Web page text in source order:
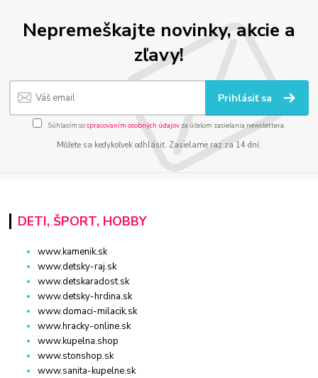
Nepremeškajte novinky, akcie a
zľavy!
Prihlásiť sa
Súhlasím sospracovaním osobných údajov za účelom zasielania newslettera.
Môžete sa kedykoľvek odhlásiť. Zasielame raz za 14 dní.
DETI, ŠPORT, HOBBY
www.kamenik.sk
www.detsky-raj.sk
www.detskaradost.sk
www.detsky-hrdina.sk
www.domaci-milacik.sk
www.hracky-online.sk
www.kupelna.shop
www.stonshop.sk
www.sanita-kupelne.sk